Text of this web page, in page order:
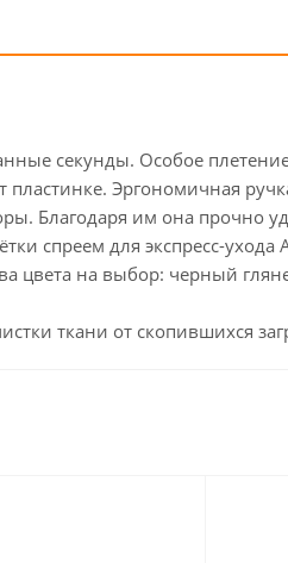
секунды. Особое
Эргономичная
Благодаря им она прочно
спреем для экспресс-ухода
цвета на выбор: черный
ткани от скопившихся